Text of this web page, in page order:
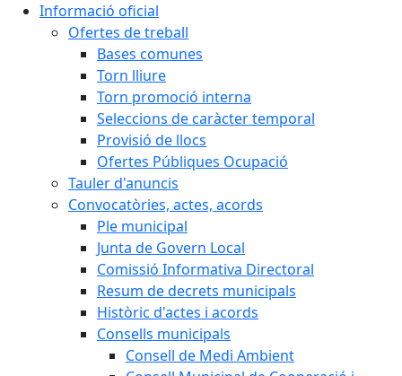
Informació oficial
Ofertes de treball
Bases comunes
Torn lliure
Torn promoció interna
Seleccions de caràcter temporal
Provisió de llocs
Ofertes Públiques Ocupació
Tauler d'anuncis
Convocatòries, actes, acords
Ple municipal
Junta de Govern Local
Comissió Informativa Directoral
Resum de decrets municipals
Històric d'actes i acords
Consells municipals
Consell de Medi Ambient